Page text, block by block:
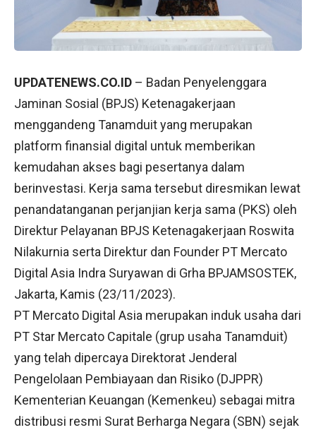
UPDATENEWS.CO.ID – Badan Penyelenggara
Jaminan Sosial (BPJS) Ketenagakerjaan
menggandeng Tanamduit yang merupakan
platform finansial digital untuk memberikan
kemudahan akses bagi pesertanya dalam
berinvestasi. Kerja sama tersebut diresmikan lewat
penandatanganan perjanjian kerja sama (PKS) oleh
Direktur Pelayanan BPJS Ketenagakerjaan Roswita
Nilakurnia serta Direktur dan Founder PT Mercato
Digital Asia Indra Suryawan di Grha BPJAMSOSTEK,
Jakarta, Kamis (23/11/2023).
PT Mercato Digital Asia merupakan induk usaha dari
PT Star Mercato Capitale (grup usaha Tanamduit)
yang telah dipercaya Direktorat Jenderal
Pengelolaan Pembiayaan dan Risiko (DJPPR)
Kementerian Keuangan (Kemenkeu) sebagai mitra
distribusi resmi Surat Berharga Negara (SBN) sejak